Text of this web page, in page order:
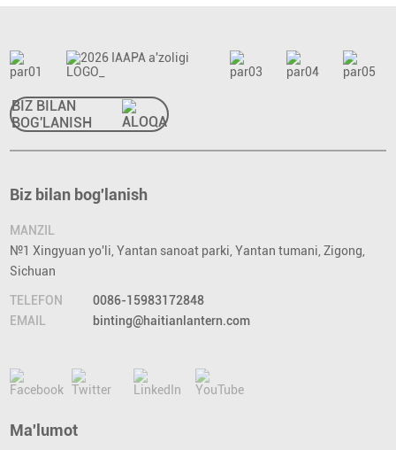
BIZ BILAN
BOG'LANISH
Biz bilan bog'lanish
MANZIL
№1 Xingyuan yo'li, Yantan sanoat parki, Yantan tumani, Zigong,
Sichuan
TELEFON
0086-15983172848
EMAIL
binting@haitianlantern.com
Ma'lumot